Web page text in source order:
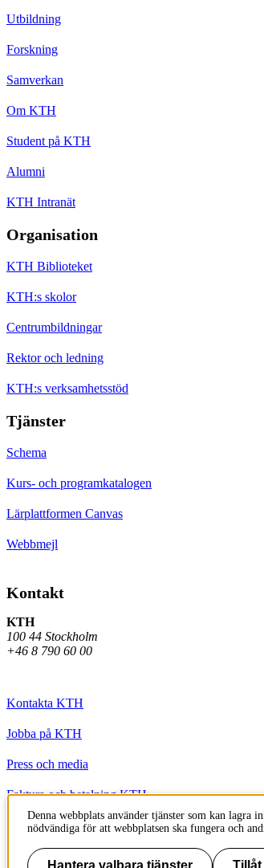
Utbildning
Forskning
Samverkan
Om KTH
Student på KTH
Alumni
KTH Intranät
Organisation
KTH Biblioteket
KTH:s skolor
Centrumbildningar
Rektor och ledning
KTH:s verksamhetsstöd
Tjänster
Schema
Kurs- och programkatalogen
Lärplattformen Canvas
Webbmejl
Kontakt
KTH
100 44 Stockholm
+46 8 790 60 00
Kontakta KTH
Jobba på KTH
Press och media
Faktura och betalning KTH
Om KTH:s webbplatser
Tillgänglighetsredogörelse
Denna webbplats använder tjänster som kan lagra
nödvändiga för att webbplatsen ska fungera och
Hantera valbara tjänster